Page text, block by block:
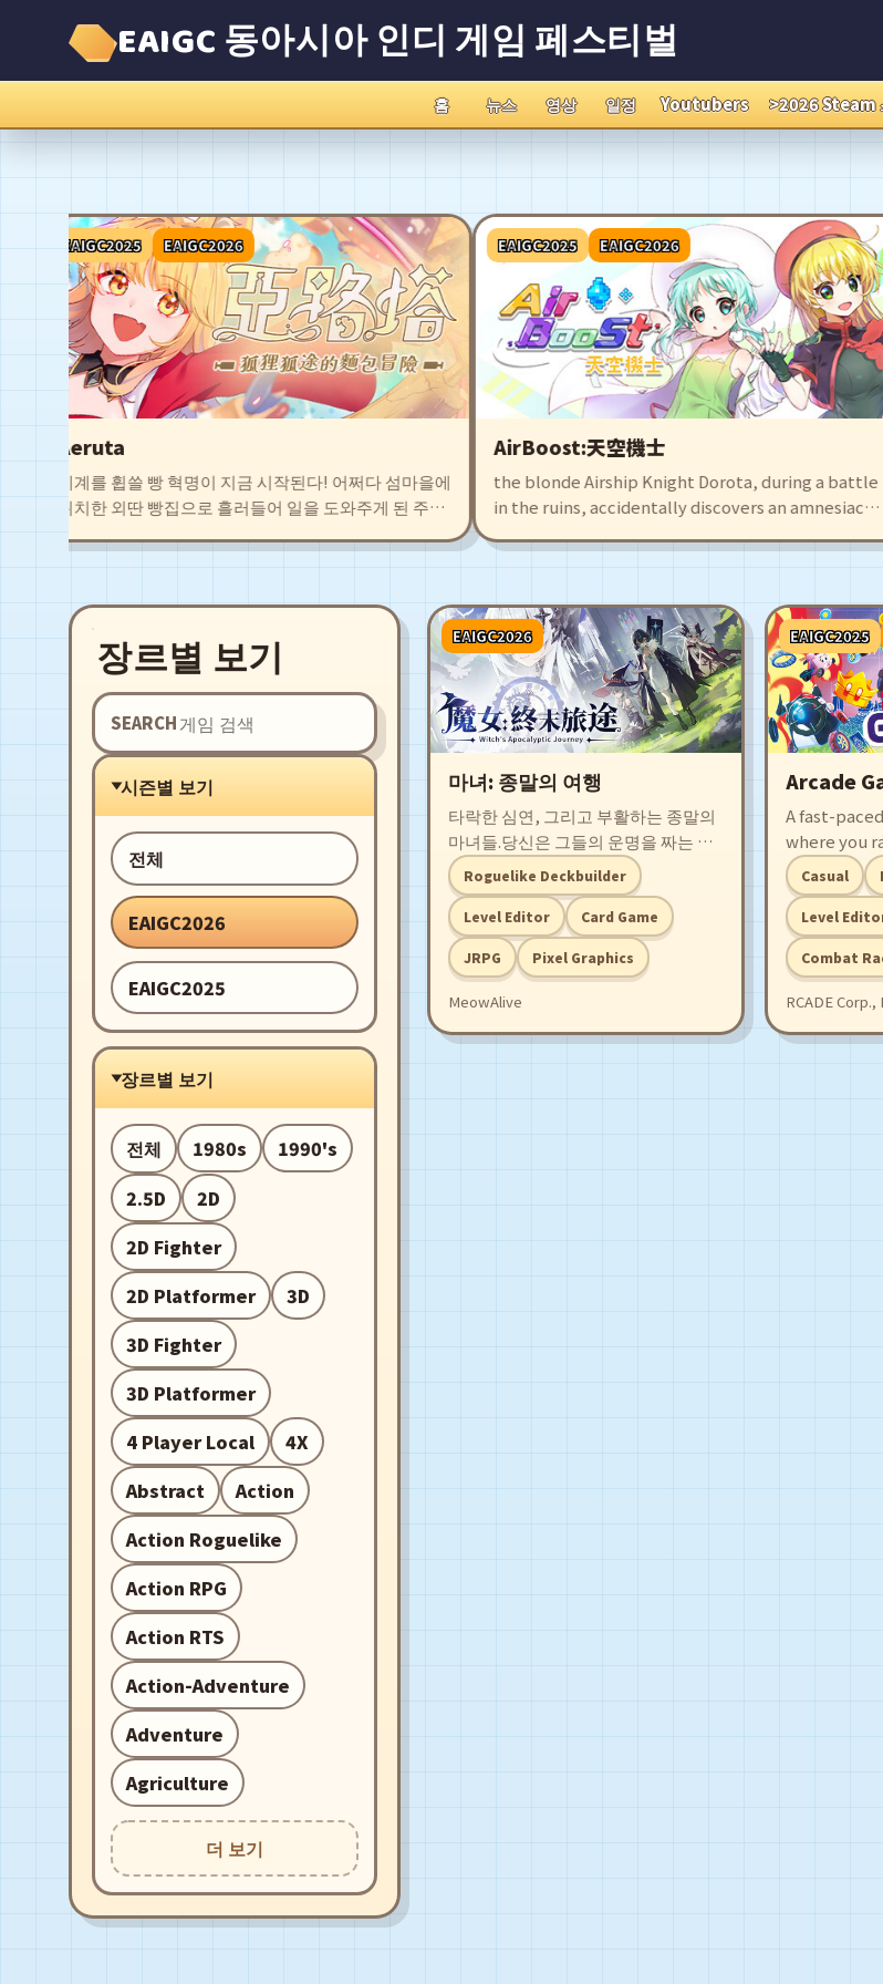
EAIGC 동아시아 인디 게임 페스티벌
홈 뉴스 영상 일정 Youtubers >2026 Steam
EAIGC2025 EAIGC2026
Aeruta
세계를 휩쓸 빵 혁명이 지금 시작된다! 어쩌다 섬마을에
위치한 외딴 빵집으로 흘러들어 일을 도와주게 된 주인
를 개발하고 저마다의 개성을 지닌 동료들과 함께 시설
터 예전의 영광을 되찾자!
EAIGC2025 EAIGC2026
AirBoost:天空機士
the blonde Airship Knight Dorota, during a battle
in the ruins, accidentally discovers an amnesiac
girl, Agate. This also draws the attention of sky
pirates, leading to fierce battles. The game offers
companions who will fight alongside you!
장르별 보기
SEARCH
시즌별 보기
전체
EAIGC2026
EAIGC2025
장르별 보기
전체 1980s
1990's
2.5D
2D
2D Fighter
2D Platformer
3D
3D Fighter
3D Platformer
4 Player Local
4X
Abstract
Action
Action Roguelike
Action RPG
Action RTS
Action-Adventure
Adventure
Agriculture
더 보기
EAIGC2026
마녀: 종말의 여행
타락한 심연, 그리고 부활하는 종말의
마녀들.당신은 그들의 운명을 짜는 자
가 되어, 카드를 조합해 무한한 가능성
을 펼칩니다.직접 만든 카드와 일정을
통해 마녀들을 성장시키고, 전략 전투
에서 매 순간의 선택을 즐기세요.희망
을 찾을 것인가, 종말을 맞을 것인가—
진실은 심연 속에 잠들어 있습니다.
Roguelike Deckbuilder
Level Editor Card Game
JRPG Pixel Graphics
MeowAlive
EAIGC2025
Arcade
A fast-
where you
rivals as
Cubs.
levels with
tackle
maps filled
surprises.
Casual
Level
Combat
RCADE Corp.,